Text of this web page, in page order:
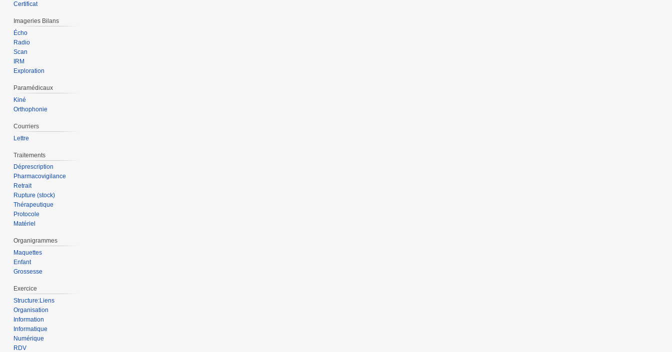
Certificat
Imageries Bilans
Écho
Radio
Scan
IRM
Exploration
Paramédicaux
Kiné
Orthophonie
Courriers
Lettre
Traitements
Déprescription
Pharmacovigilance
Retrait
Rupture (stock)
Thérapeutique
Protocole
Matériel
Organigrammes
Maquettes
Enfant
Grossesse
Exercice
Structure:Liens
Organisation
Information
Informatique
Numérique
RDV